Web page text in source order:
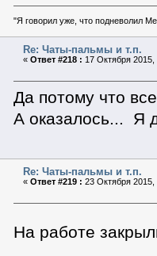
"Я говорил уже, что подневолил
Re: Чаты-пальмы и т.п.
«Ответ #218 : 17 Октября 2015,
Да потому что
А оказалось... Я
Re: Чаты-пальмы и т.п.
«Ответ #219 : 23 Октября 2015,
На работе